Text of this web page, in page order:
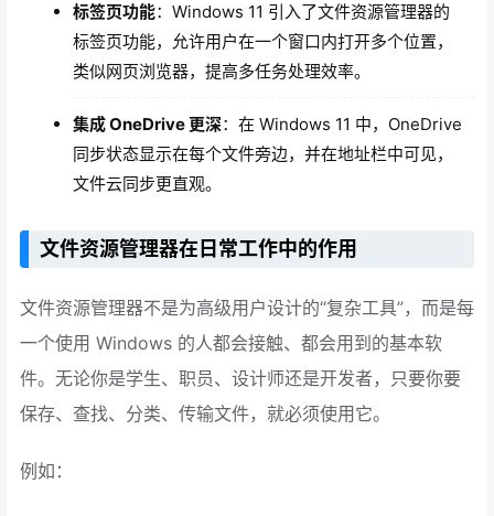
标签页功能：Windows 11 引入了文件资源管理器的
标签页功能，允许用户在一个窗口内打开多个位置，
类似网页浏览器，提高多任务处理效率。
集成 OneDrive 更深：在 Windows 11 中，OneDrive
同步状态显示在每个文件旁边，并在地址栏中可见，
文件云同步更直观。
文件资源管理器在日常工作中的作用
文件资源管理器不是为高级用户设计的“复杂工具”，而是每
一个使用 Windows 的人都会接触、都会用到的基本软
件。无论你是学生、职员、设计师还是开发者，只要你要
保存、查找、分类、传输文件，就必须使用它。
例如：